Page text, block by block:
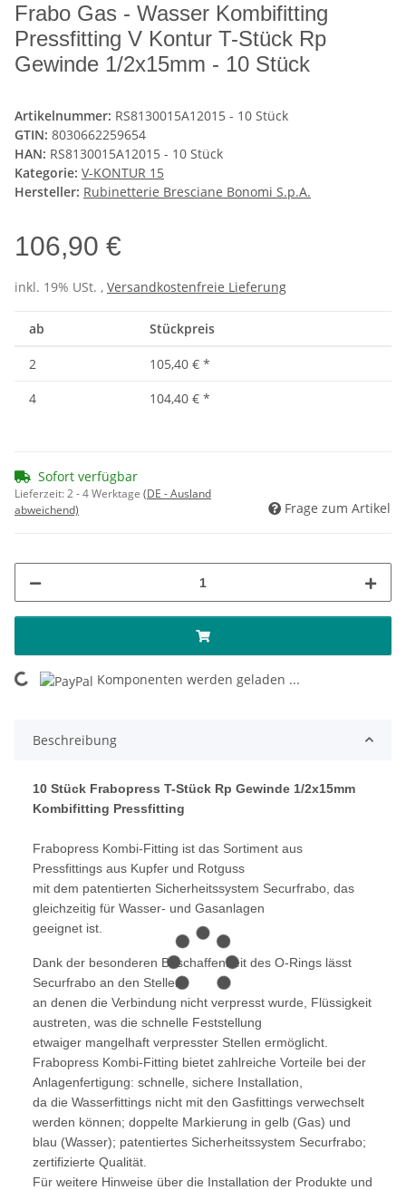
Frabo Gas - Wasser Kombifitting
Pressfitting V Kontur T-Stück Rp
Gewinde 1/2x15mm - 10 Stück
Artikelnummer: RS8130015A12015 - 10 Stück
GTIN: 8030662259654
HAN: RS8130015A12015 - 10 Stück
Kategorie: V-KONTUR 15
Hersteller: Rubinetterie Bresciane Bonomi S.p.A.
106,90 €
inkl. 19% USt. , Versandkostenfreie Lieferung
ab Stückpreis
2 105,40 € *
4
104,40 € *
Sofort verfügbar
Lieferzeit:2 - 4 Werktage (DE - Ausland
abweichend)
Frage zum Artikel
Komponenten werden geladen ...
Beschreibung
10 Stück Frabopress T-Stück Rp Gewinde 1/2x15mm
Kombifitting Pressfitting
Frabopress Kombi-Fitting ist das Sortiment aus
Pressfittings aus Kupfer und Rotguss
mit dem patentierten Sicherheitssystem Securfrabo, das
gleichzeitig für Wasser- und Gasanlagen
geeignet ist.
Dank der besonderen Beschaffenheit des O-Rings lässt
Securfrabo an den Stellen,
an denen die Verbindung nicht verpresst wurde, Flüssigkeit
austreten, was die schnelle Feststellung
etwaiger mangelhaft verpresster Stellen ermöglicht.
Frabopress Kombi-Fitting bietet zahlreiche Vorteile bei der
Anlagenfertigung: schnelle, sichere Installation,
da die Wasserfittings nicht mit den Gasfittings verwechselt
werden können; doppelte Markierung in gelb (Gas) und
blau (Wasser); patentiertes Sicherheitssystem Securfrabo;
zertifizierte Qualität.
Für weitere Hinweise über die Installation der Produkte und